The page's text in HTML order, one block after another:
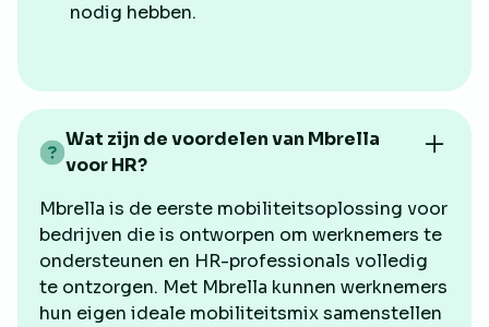
nodig hebben.
Wat zijn de voordelen van Mbrella
voor HR?
Mbrella is de eerste mobiliteitsoplossing voor
bedrijven die is ontworpen om werknemers te
ondersteunen en HR-professionals volledig
te ontzorgen. Met Mbrella kunnen werknemers
hun eigen ideale mobiliteitsmix samenstellen